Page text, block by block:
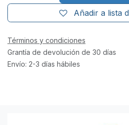
Añadir a lista
Términos y condiciones
Grantía de devolución de 30 días
Envío: 2-3 días hábiles